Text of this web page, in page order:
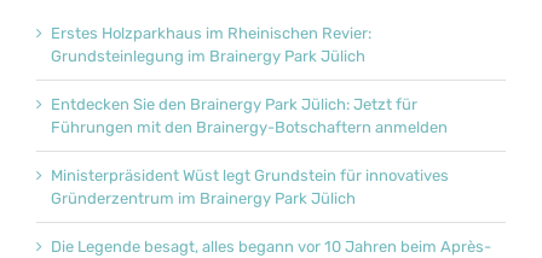
Erstes Holzparkhaus im Rheinischen Revier:
Grundsteinlegung im Brainergy Park Jülich
Entdecken Sie den Brainergy Park Jülich: Jetzt für
Führungen mit den Brainergy-Botschaftern anmelden
Ministerpräsident Wüst legt Grundstein für innovatives
Gründerzentrum im Brainergy Park Jülich
Die Legende besagt, alles begann vor 10 Jahren beim Après-